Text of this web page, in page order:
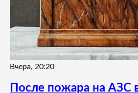
Вчера, 20:20
После пожара на АЗС